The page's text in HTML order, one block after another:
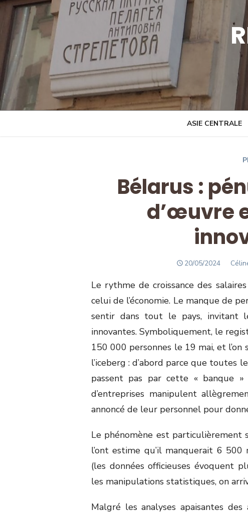
Skip
content
ASIE CENTRALE
Bélarus :
d’œuvre
POSTED
20/05/2024
Le rythme de croissance des
celui de l’économie. Le manque de
sentir dans tout le pays, invitant
innovantes. Symboliquement, le
150 000 personnes le 19 mai, et l’on
l’iceberg : d’abord parce que toutes
passent pas par cette « banque
d’entreprises manipulent
annoncé de leur personnel pour
Le phénomène est particulièrement
l’ont estime qu’il manquerait 6
(les données officieuses évoquent
les manipulations statistiques, on
Malgré les analyses apaisantes